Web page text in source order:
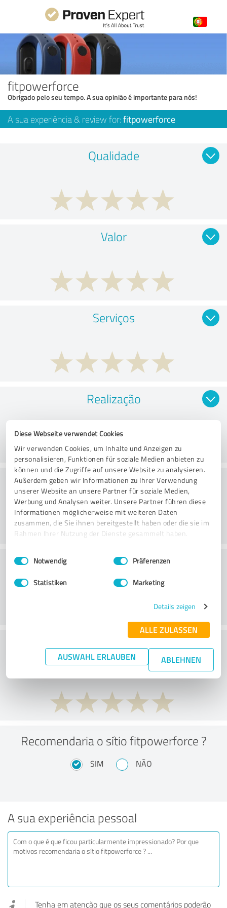
Diese Webseite verwendet Cookies
Wir verwenden Cookies, um Inhalte und Anzeigen zu
personalisieren, Funktionen für soziale Medien anbieten zu
können und die Zugriffe auf unsere Website zu analysieren.
Außerdem geben wir Informationen zu Ihrer Verwendung
unserer Website an unsere Partner für soziale Medien,
Werbung und Analysen weiter. Unsere Partner führen diese
Informationen möglicherweise mit weiteren Daten
zusammen, die Sie ihnen bereitgestellt haben oder die sie im
Rahmen Ihrer Nutzung der Dienste gesammelt haben.
Impressum Datenschutzbestimmungen
Einwilligungsauswahl
Notwendig Präferenzen
Statistiken Marketing
Details zeigen
ALLE ZULASSEN
AUSWAHL ERLAUBEN ABLEHNEN
fitpowerforce
Obrigado pelo seu tempo. A sua opinião é importante para nós!
A sua experiência & review for: fitpowerforce
Qualidade
Valor
Serviços
Realização
Consultoria
Serviço ao cliente
O que acha da relação
preço/desempenho?
Recomendaria o sítio fitpowerforce ?
SIM NÃO
A sua experiência pessoal
Tenha em atenção que os seus comentários poderão